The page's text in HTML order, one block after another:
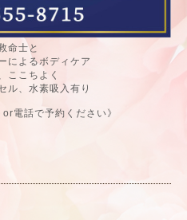
命士と
によるボディケア
ここちよく
ル、水素吸入有り
電話で予約ください》